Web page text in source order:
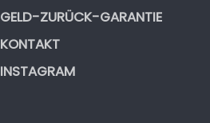
GELD-ZURÜCK-GARANTIE
KONTAKT
INSTAGRAM